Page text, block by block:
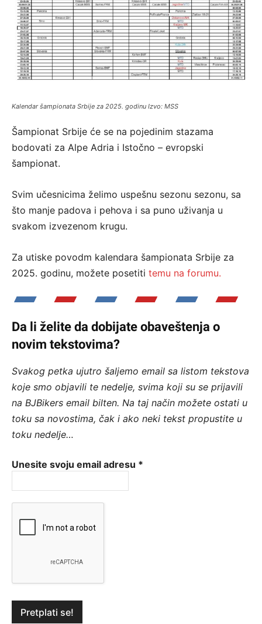
Kalendar šampionata Srbije za 2025. godinu Izvo: MSS
Šampionat Srbije će se na pojedinim stazama
bodovati za Alpe Adria i Istočno – evropski
šampionat.
Svim učesnicima želimo uspešnu sezonu sezonu, sa
što manje padova i pehova i sa puno uživanja u
svakom izvezenom krugu.
Za utiske povodm kalendara šampionata Srbije za
2025. godinu, možete posetiti temu na forumu.
Da li želite da dobijate obaveštenja o
novim tekstovima?
Svakog petka ujutro šaljemo email sa listom tekstova
koje smo objavili te nedelje, svima koji su se prijavili
na BJBikers email bilten. Na taj način možete ostati u
toku sa novostima, čak i ako neki tekst propustite u
toku nedelje…
Unesite svoju email adresu *